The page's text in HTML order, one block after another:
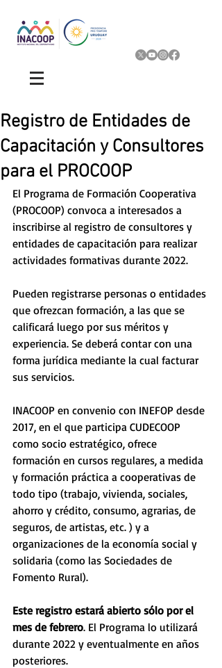
Registro de Entidades de
Capacitación y Consultores
para el PROCOOP
El Programa de Formación Cooperativa
(PROCOOP) convoca a interesados a
inscribirse al registro de consultores y
entidades de capacitación para realizar
actividades formativas durante 2022.
Pueden registrarse personas o entidades
que ofrezcan formación, a las que se
calificará luego por sus méritos y
experiencia. Se deberá contar con una
forma jurídica mediante la cual facturar
sus servicios.
INACOOP en convenio con INEFOP desde
2017, en el que participa CUDECOOP
como socio estratégico, ofrece
formación en cursos regulares, a medida
y formación práctica a cooperativas de
todo tipo (trabajo, vivienda, sociales,
ahorro y crédito, consumo, agrarias, de
seguros, de artistas, etc. ) y a
organizaciones de la economía social y
solidaria (como las Sociedades de
Fomento Rural).
Este registro estará abierto sólo por el
mes de febrero. El Programa lo utilizará
durante 2022 y eventualmente en años
posteriores.